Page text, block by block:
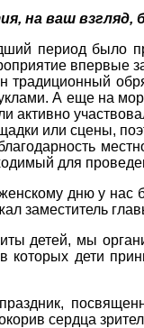
на ваш
период было
впервые
традиционный
А еще на
активно
или сцены,
для
дню у нас
заместитель
детей, мы
которых дети
сердца